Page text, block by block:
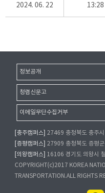
2024. 06. 22
정보공개
청렴신문고
이메일무단수집거부
[충주캠퍼스]
27469 충청북도 충주
[증평캠퍼스]
27909 충청북도 증평
[의왕캠퍼스]
16106 경기도 의왕시
COPYRIGHT(c)2017 KOREA
TRANSPORTATION.ALL RIGHTS